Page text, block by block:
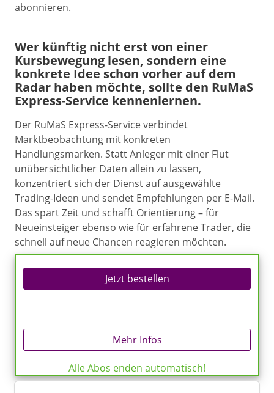
abonnieren.
Wer künftig nicht erst von einer
Kursbewegung lesen, sondern eine
konkrete Idee schon vorher auf dem
Radar haben möchte, sollte den RuMaS
Express-Service kennenlernen.
Der RuMaS Express-Service verbindet
Marktbeobachtung mit konkreten
Handlungsmarken. Statt Anleger mit einer Flut
unübersichtlicher Daten allein zu lassen,
konzentriert sich der Dienst auf ausgewählte
Trading-Ideen und sendet Empfehlungen per E-Mail.
Das spart Zeit und schafft Orientierung – für
Neueinsteiger ebenso wie für erfahrene Trader, die
schnell auf neue Chancen reagieren möchten.
Jetzt bestellen
Mehr Infos
Alle Abos enden automatisch!